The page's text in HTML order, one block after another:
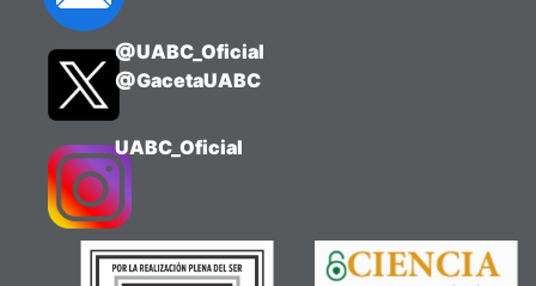
@UABC_Oficial
@GacetaUABC
UABC_Oficial